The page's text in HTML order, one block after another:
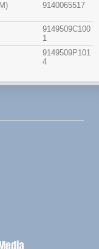
9140065517
9149509C100
1
9149509P101
4